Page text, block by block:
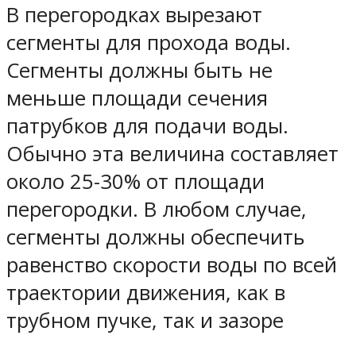
В перегородках вырезают
сегменты для прохода воды.
Сегменты должны быть не
меньше площади сечения
патрубков для подачи воды.
Обычно эта величина составляет
около 25-30% от площади
перегородки. В любом случае,
сегменты должны обеспечить
равенство скорости воды по всей
траектории движения, как в
трубном пучке, так и зазоре